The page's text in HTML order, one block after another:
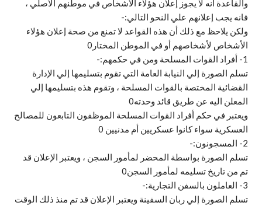
والقاعدة انه لا يجوز إعلان هؤلاء الأشخاص في موطنهم الأصلي ،
فانه يجب إعلانهم علي النحو التالي:-
ولكن يلاحظ مع ذلك أن هذه القواعد لا تمنع من صحة إعلان هؤلاء
الأشخاص لأشخاصهم أو في الموطن المختار0
1- أفراد القوات المسلحة ومن في حكمهم:-
تسلم الصورة إلي النيابة العامة التي تقوم بتسليمها إلي الإدارة
القضائية المختصة بالقوات المسلحة ، وتقوم هذه بتسليمها إلي
المعلن اليه عن طريق قائد وحدته0
ويعتبر في حكم أفراد القوات المسلحة الموظفون التابعون للمصالح
العسكرية سواء كانوا عسكريين أم مدنيين 0
2- المسجونون:-
تسلم الصورة بواسطة المحضر لمأمور السجن ، ويعتبر الإعلان قد
تم من تاريخ تسليمه لمأمور السجن0
3- العاملون بالسفن التجارية:-
تسلم الصورة إلي ربان السفينة ويعتبر الإعلان قد تم منذ ذلك الوقت